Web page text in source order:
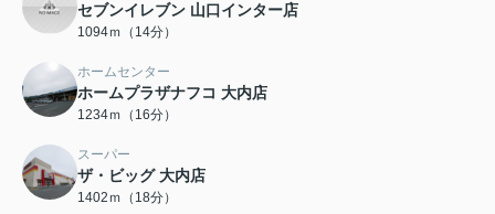
セブンイレブン 山口インター店
1094ｍ（14分）
ホームセンター
ホームプラザナフコ 大内店
1234ｍ（16分）
スーパー
ザ・ビッグ 大内店
1402ｍ（18分）